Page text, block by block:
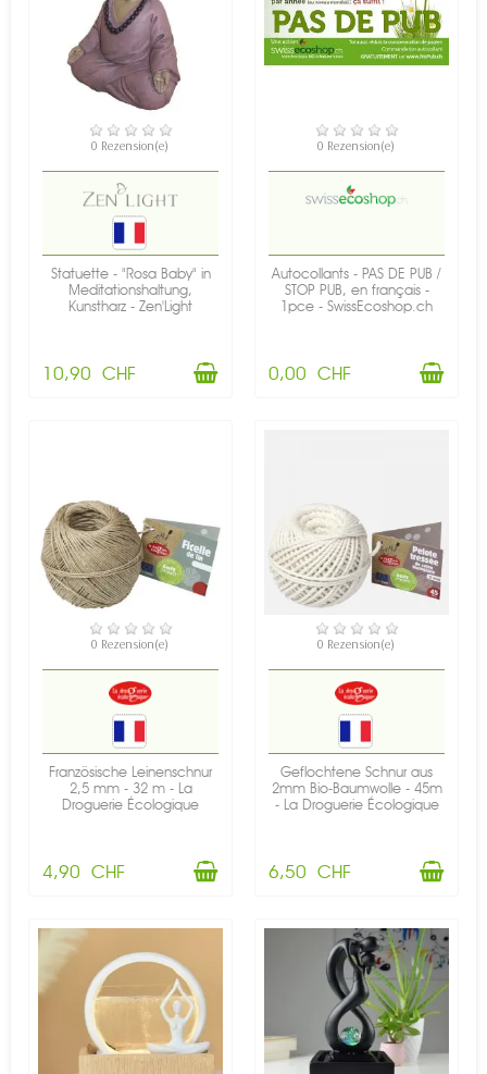
VERFÜGBAR
0 Rezension(e)
Statuette - "Rosa Baby" in
Meditationshaltung,
Kunstharz - Zen'Light
10,90 CHF
VERFÜGBAR
0 Rezension(e)
Autocollants - PAS DE PUB /
STOP PUB, en français -
1pce - SwissEcoshop.ch
0,00 CHF
VERFÜGBAR
0 Rezension(e)
Französische Leinenschnur
2,5 mm - 32 m - La
Droguerie Écologique
4,90 CHF
VERFÜGBAR
0 Rezension(e)
Geflochtene Schnur aus
2mm Bio-Baumwolle - 45m
- La Droguerie Écologique
6,50 CHF